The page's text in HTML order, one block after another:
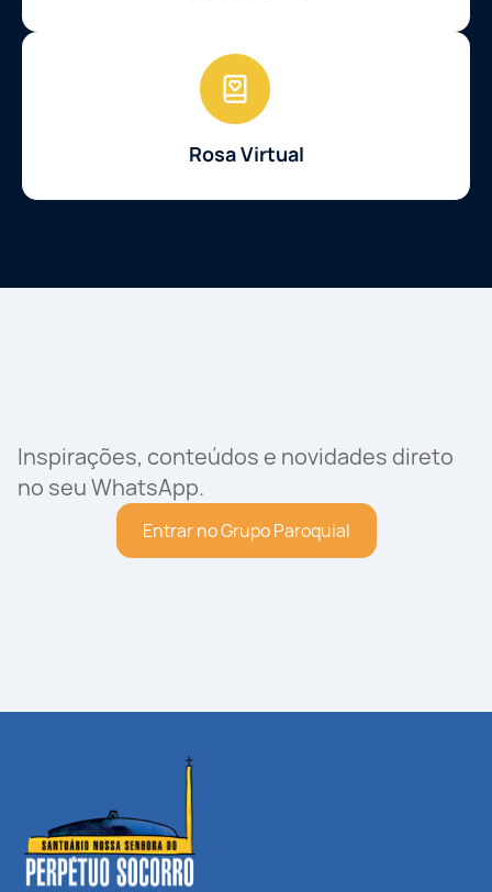
Rosa Virtual
Inspirações, conteúdos e novidades direto
no seu WhatsApp.
Entrar no Grupo Paroquial